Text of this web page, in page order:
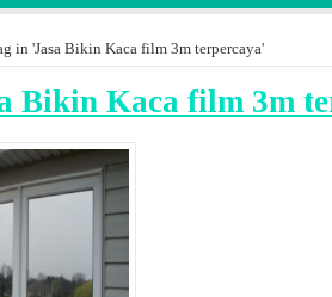
in 'Jasa Bikin Kaca film 3m terpercaya'
Bikin Kaca film 3m